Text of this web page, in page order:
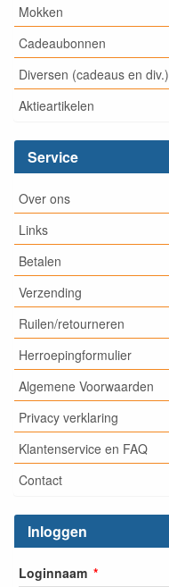
Mokken
Cadeaubonnen
Diversen (cadeaus en div.)
Aktieartikelen
Service
Over ons
Links
Betalen
Verzending
Ruilen/retourneren
Herroepingformulier
Algemene Voorwaarden
Privacy verklaring
Klantenservice en FAQ
Contact
Inloggen
Loginnaam